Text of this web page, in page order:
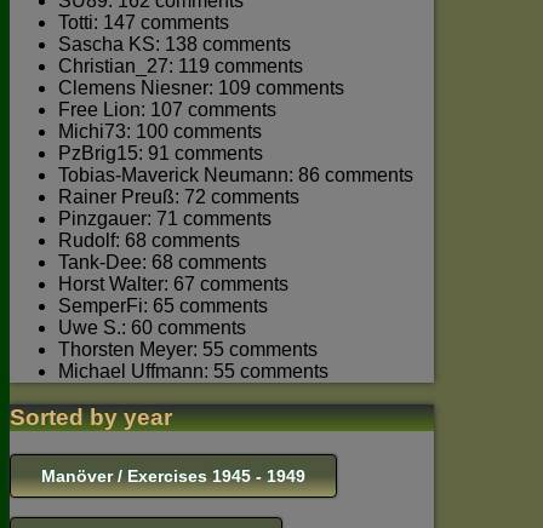
Totti: 147 comments
Sascha KS: 138 comments
Christian_27: 119 comments
Clemens Niesner: 109 comments
Free Lion: 107 comments
Michi73: 100 comments
PzBrig15: 91 comments
Tobias-Maverick Neumann: 86 comments
Rainer Preuß: 72 comments
Pinzgauer: 71 comments
Rudolf: 68 comments
Tank-Dee: 68 comments
Horst Walter: 67 comments
SemperFi: 65 comments
Uwe S.: 60 comments
Thorsten Meyer: 55 comments
Michael Uffmann: 55 comments
Sorted by year
Manöver / Exercises 1945 - 1949